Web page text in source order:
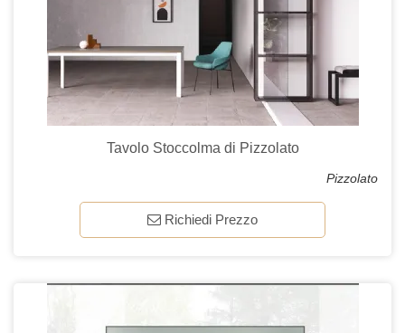
Tavolo Stoccolma di Pizzolato
Pizzolato
Richiedi Prezzo